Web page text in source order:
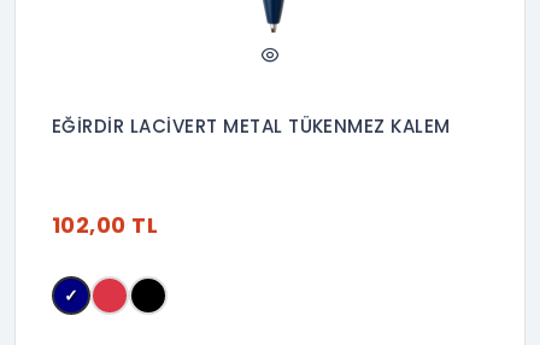
EĞİRDİR LACİVERT METAL TÜKENMEZ KALEM
102,00 TL
✓